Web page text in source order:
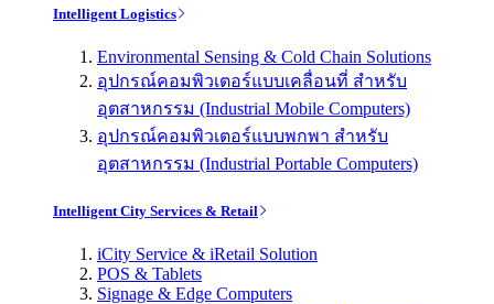
Intelligent Logistics
Environmental Sensing & Cold Chain Solutions
อุปกรณ์คอมพิวเตอร์แบบเคลื่อนที่ สำหรับ
อุตสาหกรรม (Industrial Mobile Computers)
อุปกรณ์คอมพิวเตอร์แบบพกพา สำหรับ
อุตสาหกรรม (Industrial Portable Computers)
Intelligent City Services & Retail
iCity Service & iRetail Solution
POS & Tablets
Signage & Edge Computers